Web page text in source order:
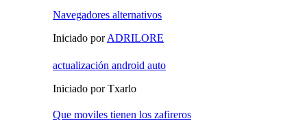
Navegadores alternativos
Iniciado porADRILORE
actualización android auto
Iniciado por Txarlo
Que moviles tienen los zafireros